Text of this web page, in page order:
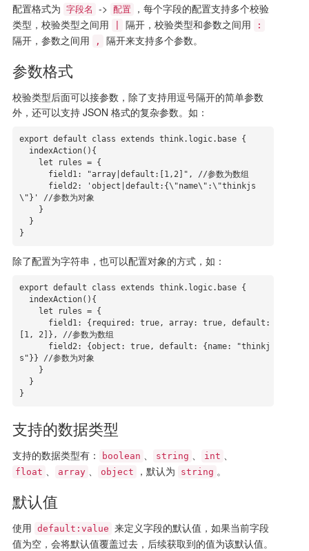
配置格式为 字段名 -> 配置
，每个字段的配置支持多个校验
类型，校验类型之间用
隔开，校验类型和参数之间用 :
隔开，参数之间用 , 隔开来支持多个参数。
参数格式
校验类型后面可以接参数，除了支持用逗号隔开的简单参数
外，还可以支持 JSON 格式的复杂参数。如：
export default class extends think.logic.base {
\"}' //参数为对象
}
除了配置为字符串，也可以配置对象的方式，如：
export default class extends think.logic.base {
[1, 2]}, //参数为数组
s"}} //参数为对象
}
支持的数据类型
支持的数据类型有： boolean 、 string 、 int 、
float 、 array 、 object ，默认为 string 。
默认值
使用 default:value 来定义字段的默认值，如果当前字段
值为空，会将默认值覆盖过去，后续获取到的值为该默认值。